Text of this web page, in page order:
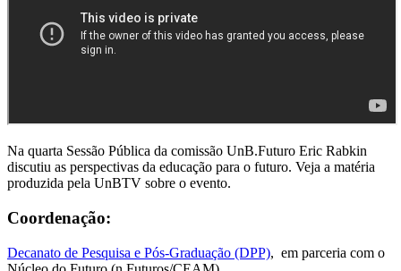
Na quarta Sessão Pública da comissão UnB.Futuro Eric Rabkin
discutiu as perspectivas da educação para o futuro. Veja a matéria
produzida pela UnBTV sobre o evento.
Coordenação:
Decanato de Pesquisa e Pós-Graduação (DPP), em parceria com o